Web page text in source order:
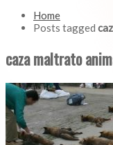
Home
Posts tagged
caza maltrato